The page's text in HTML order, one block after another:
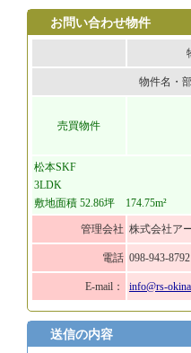
お問い合わせ物件
物件名・
売買物件
松本SKF
3LDK
敷地面積 52.86坪 174.75m²
管理会社 株式会社ア
電話 098-943-8792
E-mail： info@rs-
送信の内容